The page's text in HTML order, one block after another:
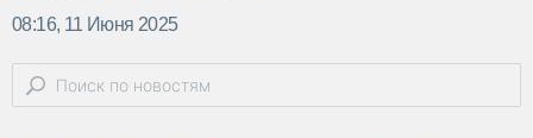
08:16, 11 Июня 2025